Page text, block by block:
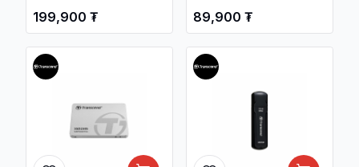
Gen1 Flash Drive
/TS128GJF710S/
199,900 ₮
Gen1 Flash Drive
/TS128GJF810/
89,900 ₮